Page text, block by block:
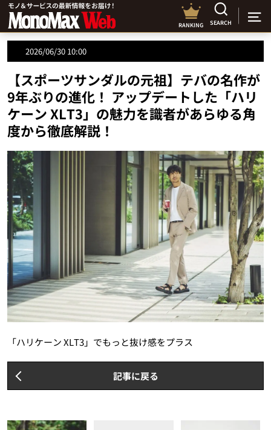
RANKING SEARCH
2026/06/30 10:00
【スポーツサンダルの元祖】テバの名作が
9年ぶりの進化！ アップデートした「ハリ
ケーン XLT3」の魅力を識者があらゆる角
度から徹底解説！
「ハリケーン XLT3」でもっと抜け感をプラス
記事に戻る